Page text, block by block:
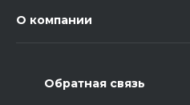
О компании
Обратная связь